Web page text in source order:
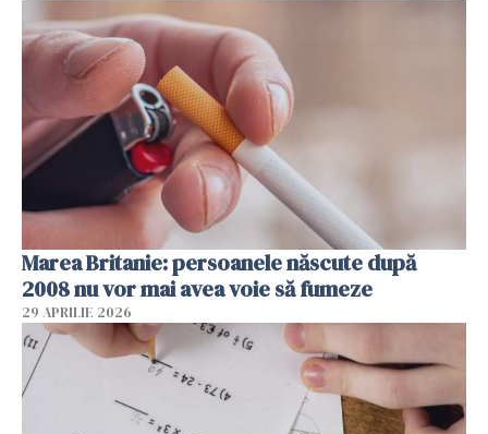
Marea Britanie: persoanele născute după
2008 nu vor mai avea voie să fumeze
29 APRILIE 2026